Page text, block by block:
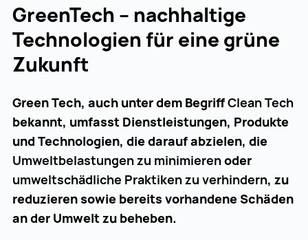
GreenTech – nachhaltige
Technologien für eine grüne
Zukunft
Green Tech, auch unter dem BegriffClean Tech
bekannt, umfasst Dienstleistungen, Produkte
und Technologien, die darauf abzielen, die
Umweltbelastungenzu minimierenoder
umweltschädliche Praktiken zu verhindern, zu
reduzieren sowie bereits vorhandene Schäden
an der Umwelt zu beheben.